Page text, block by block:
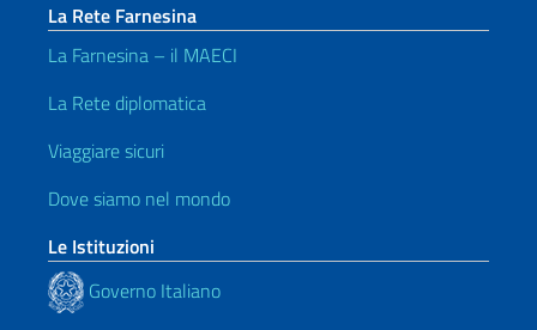
La Rete Farnesina
La Farnesina – il MAECI
La Rete diplomatica
Viaggiare sicuri
Dove siamo nel mondo
Le Istituzioni
Governo Italiano